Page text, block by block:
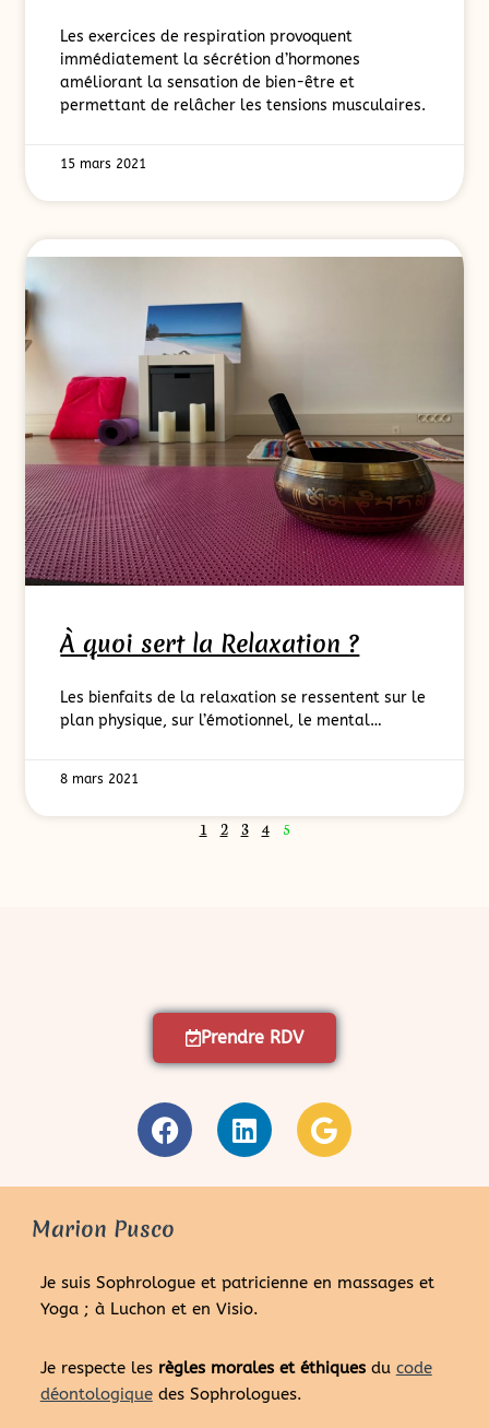
Les exercices de respiration provoquent
immédiatement la sécrétion d’hormones
améliorant la sensation de bien-être et
permettant de relâcher les tensions musculaires.
15 mars 2021
À quoi sert la Relaxation ?
Les bienfaits de la relaxation se ressentent sur le
plan physique, sur l’émotionnel, le mental…
8 mars 2021
1 2 3 4 5
Prendre RDV
Marion Pusco
Je suis Sophrologue et patricienne en massages et
Yoga ; à Luchon et en Visio.
Je respecte les règles morales et éthiquesdu code
déontologiquedes Sophrologues.